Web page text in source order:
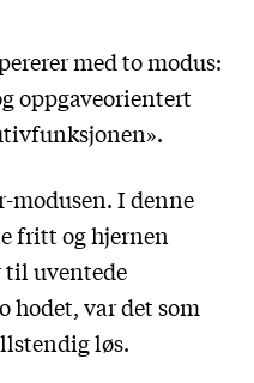
med to modus:
oppgaveorientert
modusen. I denne
fritt og hjernen
til uventede
hodet, var det som
løs.